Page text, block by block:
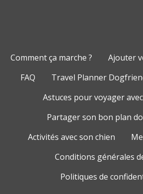
Comment ça marche ?
Ajouter
FAQ
Travel Planner
Astuces pour voyager
Partager son bon plan
Activités avec son chien
Conditions générales
Politiques de